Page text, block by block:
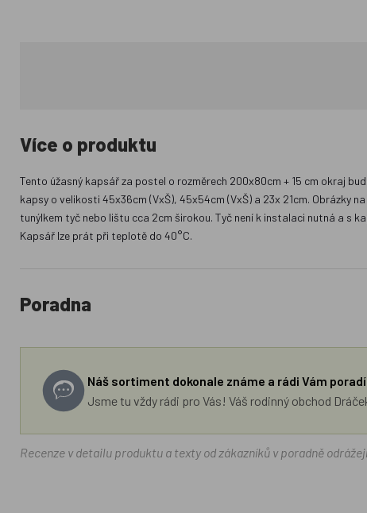
Více o produktu
Tento úžasný kapsář za postel o rozměrech 200x80cm + 15 cm okraj
kapsy o velikosti 45x36cm (VxŠ), 45x54cm (VxŠ) a 23x 21cm. Obrázky
tunýlkem tyč nebo lištu cca 2cm širokou. Tyč není k instalaci nutná a s
Kapsář lze prát při teplotě do 40°C.
Poradna
Náš sortiment dokonale známe a rádi Vám
Jsme tu vždy rádi pro Vás! Váš rodinný obchod
Recenze v detailu produktu a texty od zákazníků v poradně